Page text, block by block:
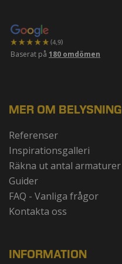
Baserat på 180 omdömen
MER OM BELYSNING
Referenser
Inspirationsgalleri
Räkna ut antal armaturer
Guider
FAQ - Vanliga frågor
Kontakta oss
INFORMATION